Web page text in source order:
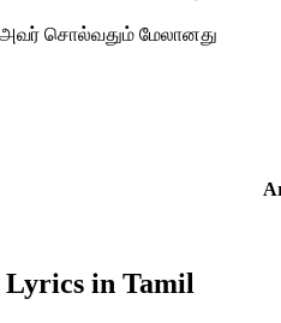
அவர் சொல்வதும் மேலானது
in Tamil